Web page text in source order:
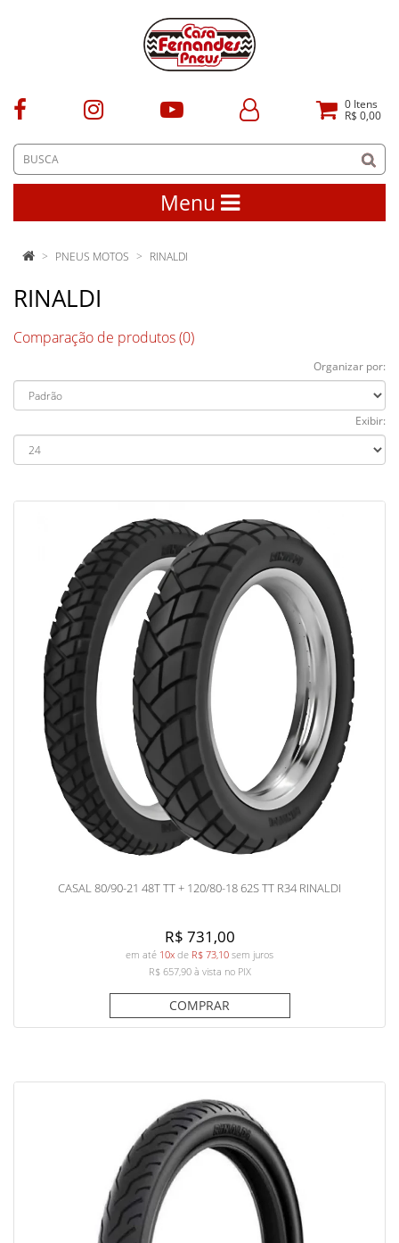
0 Itens
R$ 0,00
Menu
PNEUS MOTOS RINALDI
RINALDI
Comparação de produtos (0)
Organizar por:
Exibir:
CASAL 80/90-21 48T TT + 120/80-18 62S TT R34 RINALDI
R$ 731,00
em até 10x de R$ 73,10 sem juros
R$ 657,90à vista no PIX
COMPRAR